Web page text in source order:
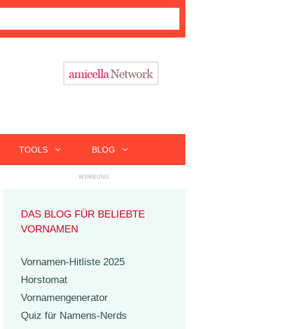
TOOLS BLOG
DAS BLOG FÜR BELIEBTE
VORNAMEN
Vornamen-Hitliste 2025
Horstomat
Vornamengenerator
Quiz für Namens-Nerds